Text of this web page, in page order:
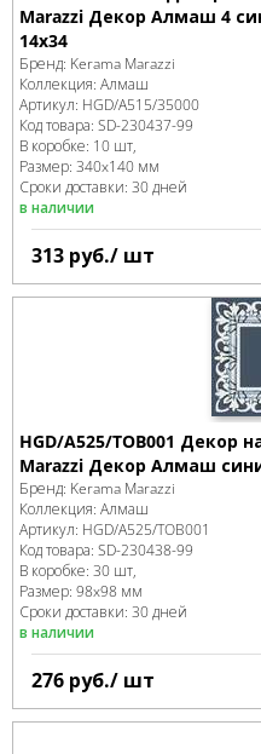
Marazzi Декор Алмаш 4
14х34
Бренд: Kerama Marazzi
Коллекция: Алмаш
Артикул: HGD/A515/35000
Код товара: SD-230437-99
В коробке: 10 шт,
Размер: 340x140 мм
Сроки доставки: 30 дней
в наличии
313 руб./ шт
HGD/A525/TOB001 Декор
Marazzi Декор Алмаш
Бренд: Kerama Marazzi
Коллекция: Алмаш
Артикул: HGD/A525/TOB001
Код товара: SD-230438-99
В коробке: 30 шт,
Размер: 98x98 мм
Сроки доставки: 30 дней
в наличии
276 руб./ шт